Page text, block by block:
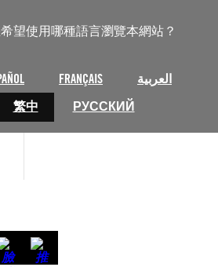
望使用哪種語言瀏覽本網站？
FRANÇAIS
العربية
繁中 РУССКИЙ